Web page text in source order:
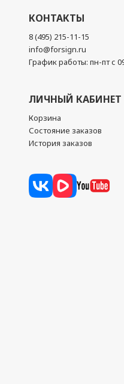
КОНТАКТЫ
8 (495) 215-11-15
info@forsign.ru
График работы: пн-пт с
ЛИЧНЫЙ КАБИНЕТ
Корзина
Состояние заказов
История заказов